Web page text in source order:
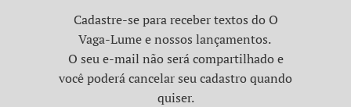
Cadastre-se para receber textos do O
Vaga-Lume e nossos lançamentos.
O seu e-mail não será compartilhado e
você poderá cancelar seu cadastro quando
quiser.